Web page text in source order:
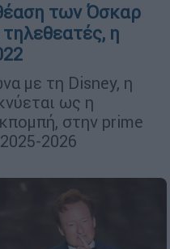
των Όσκαρ
η
με τη Disney, η
ως η
στην prime
2026